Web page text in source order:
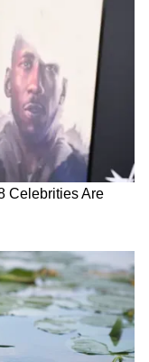
Parties Funding
25 में रिकॉर्ड
का चंदा, जानें किस
मिला
कब्र,
कही